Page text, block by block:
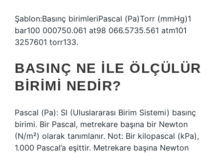
Şablon:Basınç birimleriPascal (Pa)Torr (mmHg)1
bar100 000750.061 at98 066.5735.561 atm101
3257601 torr133.
BASINÇ NE ILE ÖLÇÜLÜR
BIRIMI NEDIR?
Pascal (Pa): SI (Uluslararası Birim Sistemi) basınç
birimi. Bir Pascal, metrekare başına bir Newton
(N/m²) olarak tanımlanır. Not: Bir kilopascal (kPa),
1.000 Pascal’a eşittir. Metrekare başına Newton